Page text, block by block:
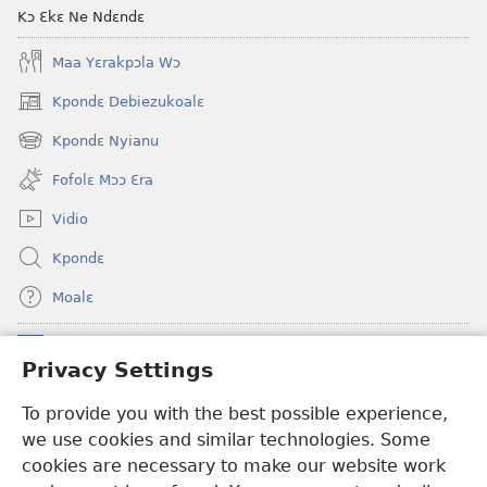
Privacy Settings
To provide you with the best possible experience,
we use cookies and similar technologies. Some
cookies are necessary to make our website work
Kɔ Ɛkɛ Ne Ndɛndɛ
Maa Yɛrakpɔla Wɔ
Kpondɛ Debiezukoalɛ
(opens
new
window)
Kpondɛ Nyianu
(opens
new
window)
Fofolɛ Mɔɔ Ɛra
Vidio
Kpondɛ
Moalɛ
(opens
new
Ɛzinzalɛ Arane YINTANƐTE ZO MBULUKUZIELƐLEKA™
(opens
new
window)JW Hub
(opens